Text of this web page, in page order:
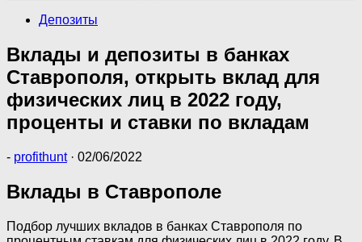
Депозиты
Вклады и депозиты в банках
Ставрополя, открыть вклад для
физических лиц в 2022 году,
проценты и ставки по вкладам
- profithunt · 02/06/2022
Вклады в Ставрополе
Подбор лучших вкладов в банках Ставрополя по